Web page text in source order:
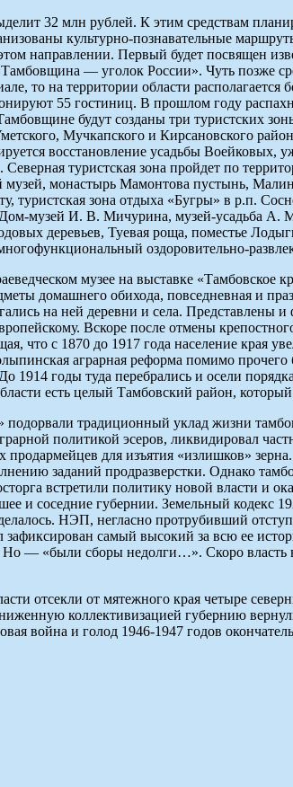
32 млн рублей. К этим средствам
культурно-познавательные
направлении. Первый будет посвящен
— уголок России». Чуть позже
то на территории области располагается
55 гостиниц. В прошлом году
будут созданы три туристских
Мучкапского и Кирсановского
восстановление усадьбы Воейковых,
туристская зона пройдет по
монастырь Мамонтова пустынь,
туристская зона отдыха «Бугры» в р.п.
музей И. В. Мичурина, музей-усадьба
деревьев, Туевая роща, поместье
оздоровительно-
музее на выставке «Тамбовское
домашнего обихода, повседневная и
на ней деревни и села.
Вскоре после отмены
что с 1870 до 1917 года население края
аграрная реформа помимо прочего
годы туда перебрались и осели
есть целый Тамбовский район,
традиционный уклад жизни
политикой эсеров, ликвидировал
для изъятия «излишков»
заданий продразверстки. Однако
встретили политику новой власти и
и соседние губернии. Земельный кодекс
НЭП, негласно протрубивший
самый высокий за всю ее
— «были сборы недолги…». Скоро власть
отсекли от мятежного края четыре
коллективизацией губернию
война и голод 1946-1947 годов